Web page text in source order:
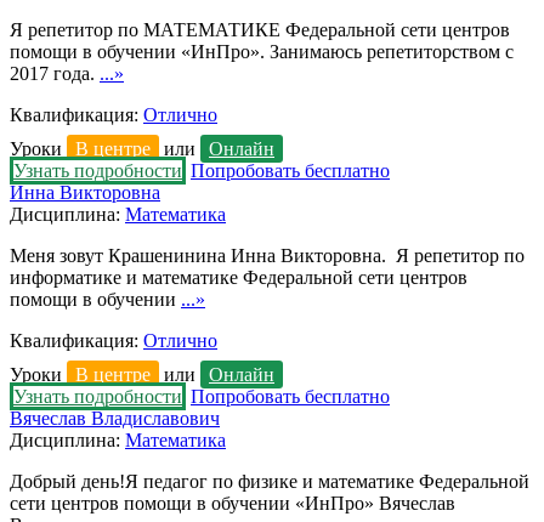
Я репетитор по МАТЕМАТИКЕ Федеральной сети центров
помощи в обучении «ИнПро». Занимаюсь репетиторством с
2017 года. ...»
Квалификация: Отлично
Уроки
В центре или
Онлайн
Узнать подробности Попробовать бесплатно
Инна Викторовна
Дисциплина: Математика
Меня зовут Крашенинина Инна Викторовна. Я репетитор по
информатике и математике Федеральной сети центров
помощи в обучении ...»
Квалификация: Отлично
Уроки
В центре или
Онлайн
Узнать подробности Попробовать бесплатно
Вячеслав Владиславович
Дисциплина: Математика
Добрый день!Я педагог по физике и математике Федеральной
сети центров помощи в обучении «ИнПро» Вячеслав